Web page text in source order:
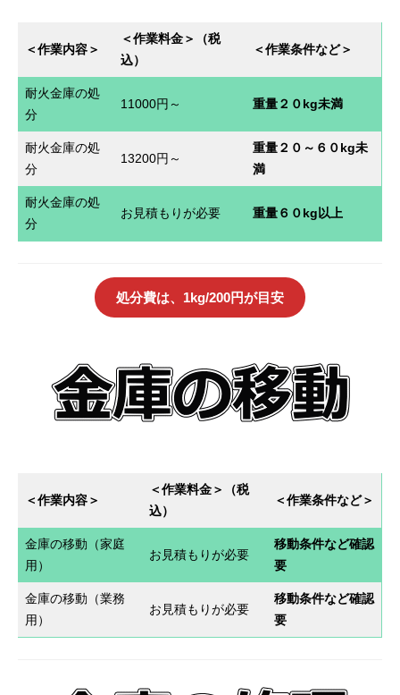
＜作業内容＞
＜作業料金＞（税
込）
＜作業条件など＞
耐火金庫の処
分
11000円～ 重量２０kg未満
耐火金庫の処
分
13200円～
重量２０～６０kg未
満
耐火金庫の処
分
お見積もりが必要 重量６０kg以上
処分費は、1kg/200円が目安
＜作業内容＞
＜作業料金＞（税
込）
＜作業条件など＞
金庫の移動（家庭
用）
お見積もりが必要
移動条件など確認
要
金庫の移動（業務
用）
お見積もりが必要
移動条件など確認
要